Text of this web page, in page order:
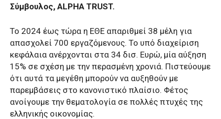
Σύμβουλος, ALPHA TRUST.
Το 2024 έως τώρα η ΕΘΕ απαριθμεί 38 μέλη για
απασχολεί 700 εργαζόμενους. Το υπό διαχείριση
κεφάλαια ανέρχονται στα 34 δισ. Ευρώ, μία αύξηση
15% σε σχέση με την περασμένη χρονιά. Πιστεύουμε
ότι αυτά τα μεγέθη μπορούν να αυξηθούν με
παρεμβάσεις στο κανονιστικό πλαίσιο. Φέτος
ανοίγουμε την θεματολογία σε πολλές πτυχές της
ελληνικής οικονομίας.